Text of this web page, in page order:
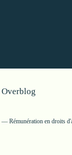
Overblog
Rémunération en droits